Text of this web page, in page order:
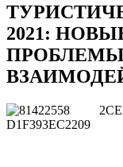
2021: